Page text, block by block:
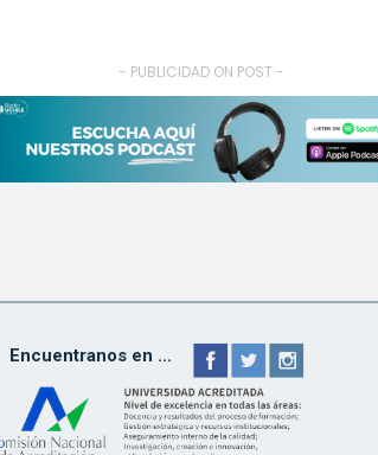
- PUBLICIDAD ON POST -
Encuentranos en ...